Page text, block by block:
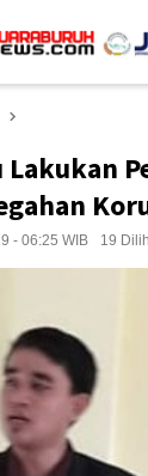
Lakukan
- 06:25 WIB 19